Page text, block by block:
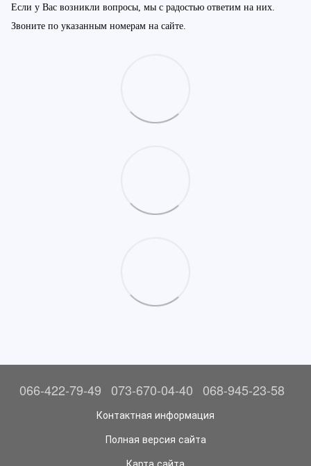
Если у Вас возникли вопросы, мы с радостью ответим на них.
Звоните по указанным номерам на сайте.
066-422-79-49 073-670-04-40 068-945-23-58
Контактная информация
Полная версия сайта
Карта сайта